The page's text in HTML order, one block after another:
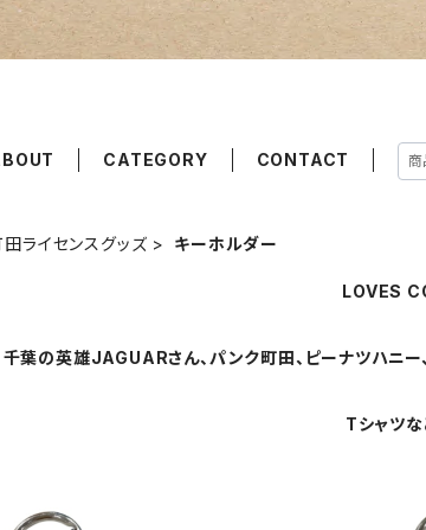
CATEGORY CONTACT
ライセンスグッズ キーホルダー
LOVES
千葉の英雄JAGUARさん、パンク町田、ピーナツハニー
Tシャツ